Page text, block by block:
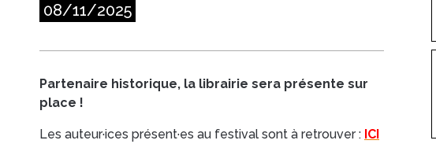
08/11/2025
Partenaire historique, la librairie sera présente sur
place !
Les auteur·ices présent·es au festival sont à retrouver : ICI